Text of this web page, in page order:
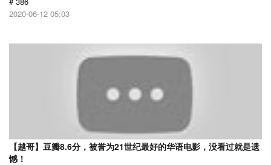
2020-06-12 05:03
【越哥】豆瓣8.6分，被誉为21世纪最好的华语电影，没看过就是遗
憾！